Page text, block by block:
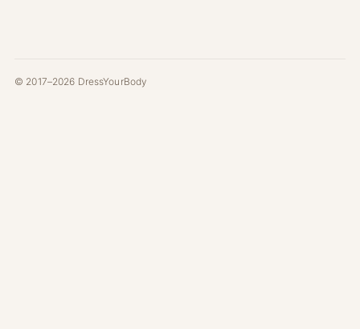
© 2017–2026 DressYourBody